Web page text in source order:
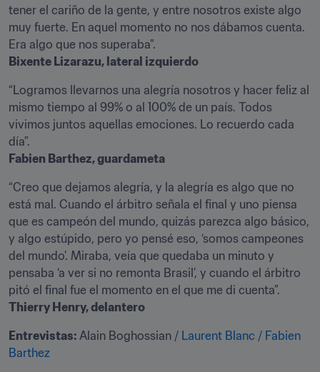
tener el cariño de la gente, y entre nosotros existe algo
muy fuerte. En aquel momento no nos dábamos cuenta.
Bixente Lizarazu, lateral izquierdo
“Logramos llevarnos una alegría nosotros y hacer feliz al
mismo tiempo al 99% o al 100% de un país. Todos
vivimos juntos aquellas emociones. Lo recuerdo cada
Fabien Barthez, guardameta
“Creo que dejamos alegría, y la alegría es algo que no
está mal. Cuando el árbitro señala el final y uno piensa
que es campeón del mundo, quizás parezca algo básico,
y algo estúpido, pero yo pensé eso, ‘somos campeones
del mundo’. Miraba, veía que quedaba un minuto y
pensaba ‘a ver si no remonta Brasil’, y cuando el árbitro
Thierry Henry, delantero
Entrevistas: Alain Boghossian / Laurent Blanc / Fabien
Barthez